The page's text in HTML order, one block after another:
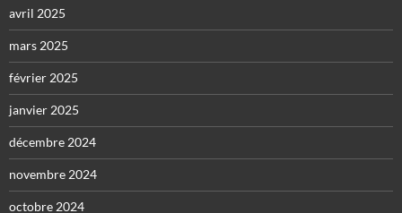
avril 2025
mars 2025
février 2025
janvier 2025
décembre 2024
novembre 2024
octobre 2024